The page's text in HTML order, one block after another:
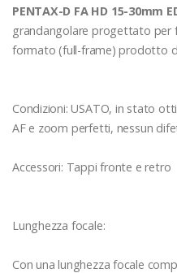
PENTAX-D FA HD 15-30mm
grandangolare progettato per
formato (full-frame) prodotto
Condizioni: USATO, in stato
AF e zoom perfetti, nessun
Accessori: Tappi fronte e retro
Lunghezza focale:
Con una lunghezza focale